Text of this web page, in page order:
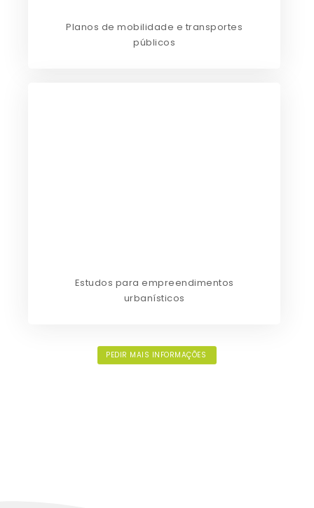
Planos de mobilidade e transportes
públicos
Estudos para empreendimentos
urbanísticos
PEDIR MAIS INFORMAÇÕES